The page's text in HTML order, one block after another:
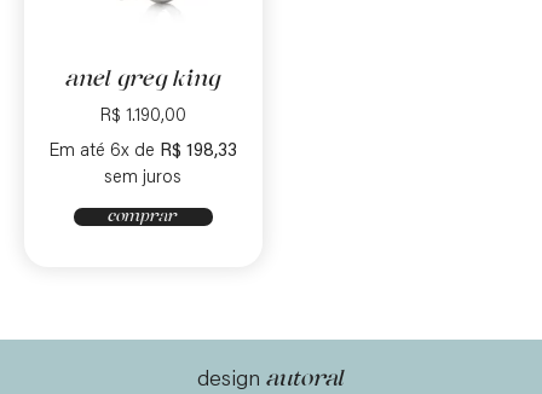
anel greg king
R$ 1.190,00
Em até 6x de R$ 198,33
sem juros
comprar
design autoral